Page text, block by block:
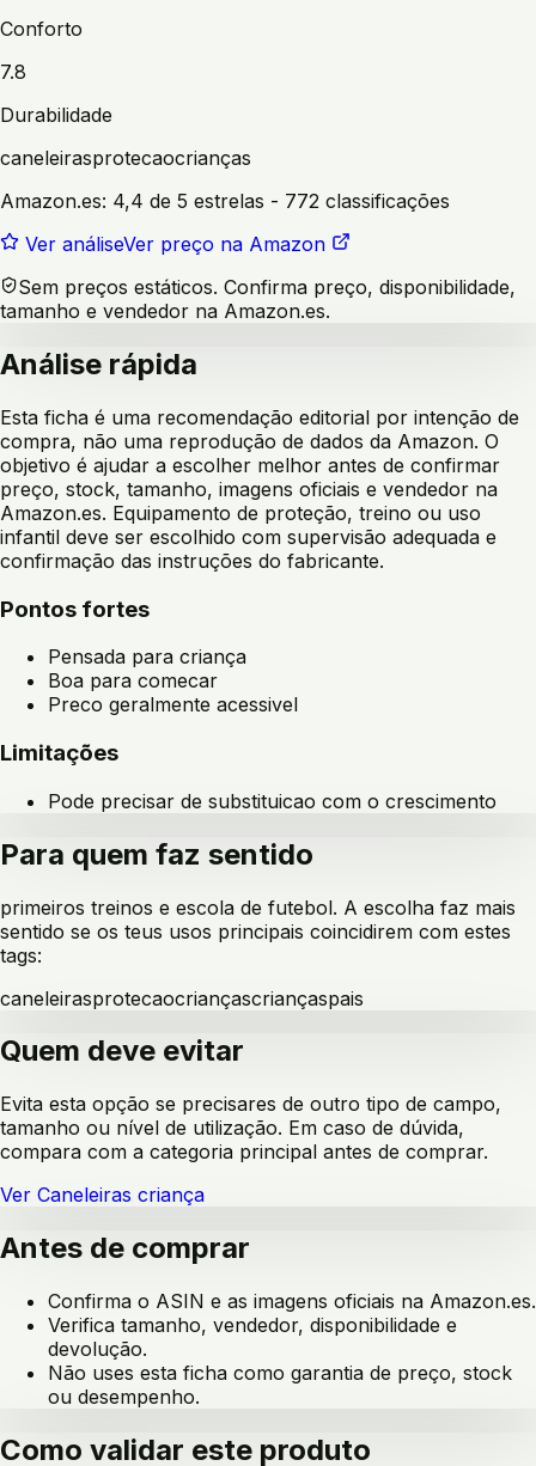
Conforto
7.8
Durabilidade
caneleirasprotecaocrianças
Amazon.es: 4,4 de 5 estrelas - 772 classificações
Ver análiseVer preço na Amazon
Sem preços estáticos. Confirma preço, disponibilidade,
tamanho e vendedor na Amazon.es.
Análise rápida
Esta ficha é uma recomendação editorial por intenção de
compra, não uma reprodução de dados da Amazon. O
objetivo é ajudar a escolher melhor antes de confirmar
preço, stock, tamanho, imagens oficiais e vendedor na
Amazon.es. Equipamento de proteção, treino ou uso
infantil deve ser escolhido com supervisão adequada e
confirmação das instruções do fabricante.
Pontos fortes
Pensada para criança
Boa para comecar
Preco geralmente acessivel
Limitações
Pode precisar de substituicao com o crescimento
Para quem faz sentido
primeiros treinos e escola de futebol. A escolha faz mais
sentido se os teus usos principais coincidirem com estes
tags:
caneleirasprotecaocriançascriançaspais
Quem deve evitar
Evita esta opção se precisares de outro tipo de campo,
tamanho ou nível de utilização. Em caso de dúvida,
compara com a categoria principal antes de comprar.
Ver Caneleiras criança
Antes de comprar
Confirma o ASIN e as imagens oficiais na Amazon.es.
Verifica tamanho, vendedor, disponibilidade e
devolução.
Não uses esta ficha como garantia de preço, stock
ou desempenho.
Como validar este produto